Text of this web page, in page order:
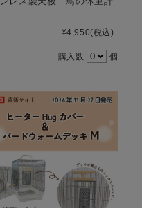
¥4,950(税込)
購入数 個